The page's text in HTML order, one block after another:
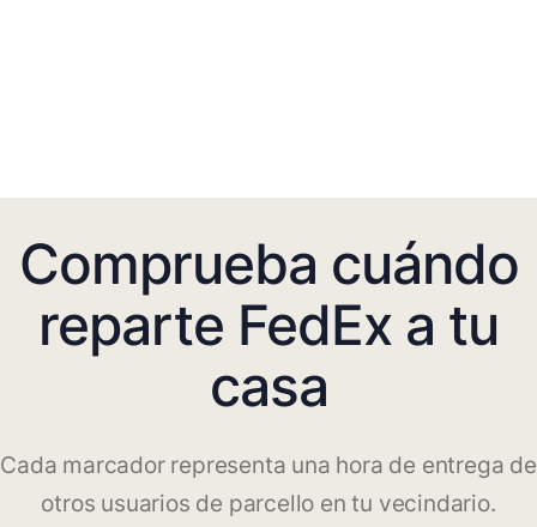
Comprueba cuándo
reparte FedEx a tu
casa
Cada marcador representa una hora de entrega de
otros usuarios de parcello en tu vecindario.